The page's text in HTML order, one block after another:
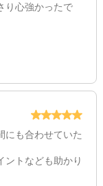
り心強かったで
にも合わせていた
ントなども助かり